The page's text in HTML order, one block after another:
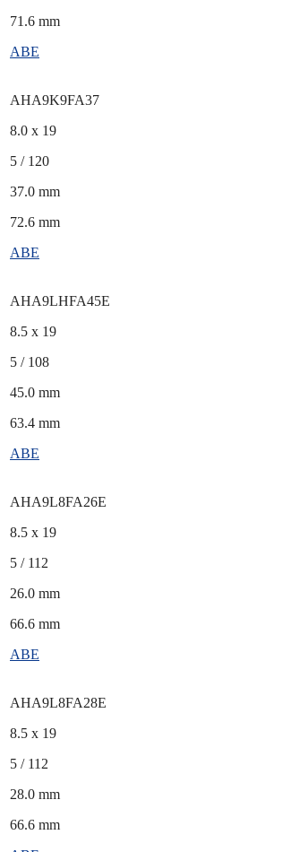
71.6 mm
ABE
AHA9K9FA37
8.0 x 19
5 / 120
37.0 mm
72.6 mm
ABE
AHA9LHFA45E
8.5 x 19
5 / 108
45.0 mm
63.4 mm
ABE
AHA9L8FA26E
8.5 x 19
5 / 112
26.0 mm
66.6 mm
ABE
AHA9L8FA28E
8.5 x 19
5 / 112
28.0 mm
66.6 mm